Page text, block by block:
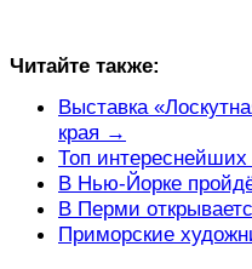
Читайте также:
Выставка
края →
Топ
В Нью-Йорке
В Перми
Приморские